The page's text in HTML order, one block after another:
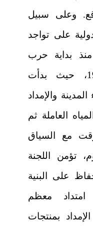
وعلى سبيل
على تواجد
بداية حرب
الخليج الأولى عام 1991، حيث بدأت
والإمداد
العاملة ثم
مع السياق
تؤمن اللجنة
على البنية
امتداد معظم
بمنتجات